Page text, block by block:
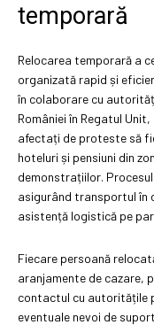
temporară
Relocarea temporară a
organizată rapid și
în colaborare cu
României în Regatul
afectați de proteste să
hoteluri și pensiuni din
demonstrațiilor.
asigurând transportul în
asistență logistică pe
Fiecare persoană
aranjamente de cazare,
contactul cu autoritățile
eventuale nevoi de